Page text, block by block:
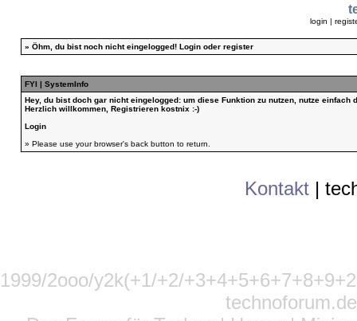
login |
» Öhm, du bist noch nicht eingelogged! Loginoder register
FYI | SystemInfo
Hey, du bist doch gar nicht eingelogged: um diese Funktion zu nutzen, nutze
Herzlich willkommen, Registrieren kostnix :-)
Login
» Please use your browser's back button to return.
Kontakt |
1999/2ooo/y2k(+1/+2/